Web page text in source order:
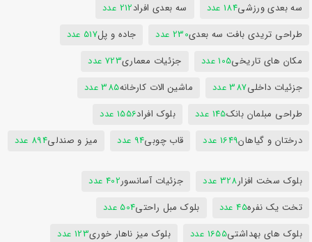
سه بعدی ورزشی184 عدد سه بعدی افراد212 عدد
طراحی تریدی بافت سه بعدی230 عدد جاده و پل517 عدد
مکان های تاریخی105 عدد جزئیات معماری723 عدد
جزئیات داخلی387 عدد ماشین الات کارخانه385 عدد
طراحی مبلمان بانک145 عدد بلوک افراد1556 عدد
درختان و گیاهان1649 عدد قاب چوبی94 عدد میز و صندلی894 عدد
بلوک سخت افزار328 عدد جزئیات آسانسور402 عدد
تخت یک نفره45 عدد بلوک مبل راحتی504 عدد
بلوک های بهداشتی1655 عدد بلوک میز ناهار خوری123 عدد